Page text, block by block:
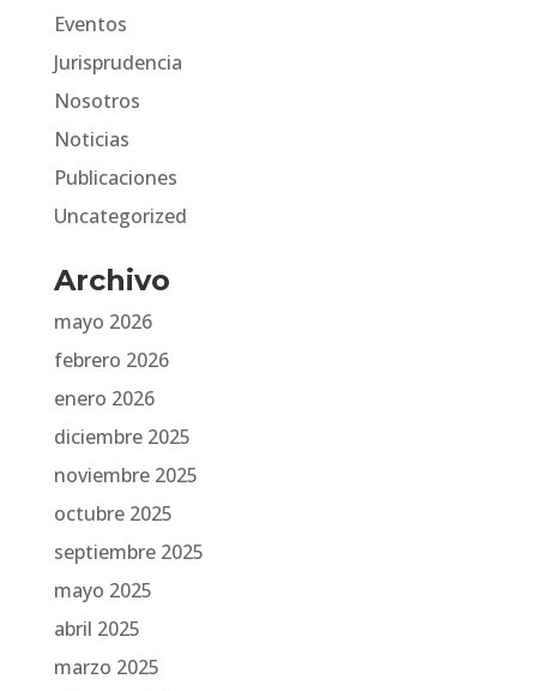
Eventos
Jurisprudencia
Nosotros
Noticias
Publicaciones
Uncategorized
Archivo
mayo 2026
febrero 2026
enero 2026
diciembre 2025
noviembre 2025
octubre 2025
septiembre 2025
mayo 2025
abril 2025
marzo 2025